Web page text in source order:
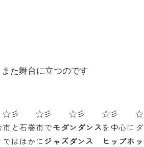
た舞台に立つのです
彡 ☆彡 ☆彡 ☆彡 ☆
市と石巻市でモダンダンスを中心に
はほかにジャズダンス ヒップホ